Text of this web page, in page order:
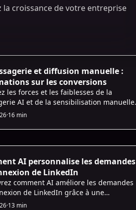
croissance de votre entreprise
et diffusion manuelle :
sur les conversions
les forces et les faiblesses de la
AI et de la sensibilisation manuelle
et découvrez comment une
·16 min
AI personnalise les demandes
de LinkedIn
comment AI améliore les demandes
de LinkedIn grâce à une
personnalisée, augmentant les
·13 min